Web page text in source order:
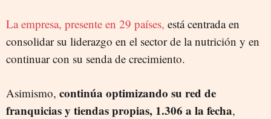
La empresa, presente en 29 países, está centrada en
consolidar su liderazgo en el sector de la nutrición y en
continuar con su senda de crecimiento.
Asimismo, continúa optimizando su red de
franquicias y tiendas propias, 1.306 a la fecha,